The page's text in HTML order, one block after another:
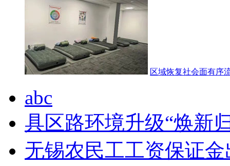
区域恢复社会面有序
abc
具区路环境升级“焕新
无锡农民工工资保证